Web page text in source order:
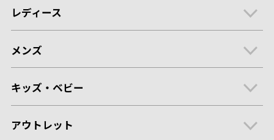
レディース
メンズ
キッズ・ベビー
アウトレット